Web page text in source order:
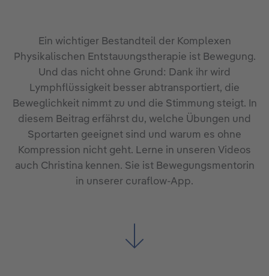
Ein wichtiger Bestandteil der Komplexen
Physikalischen Entstauungstherapie ist Bewegung.
Und das nicht ohne Grund: Dank ihr wird
Lymphflüssigkeit besser abtransportiert, die
Beweglichkeit nimmt zu und die Stimmung steigt. In
diesem Beitrag erfährst du, welche Übungen und
Sportarten geeignet sind und warum es ohne
Kompression nicht geht. Lerne in unseren Videos
auch Christina kennen. Sie ist Bewegungsmentorin
in unserer curaflow-App.